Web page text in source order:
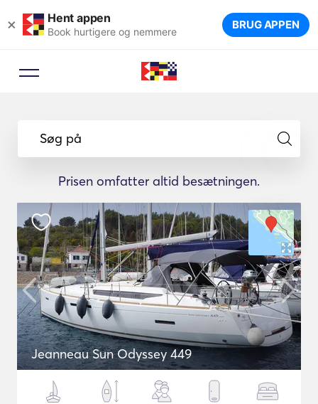
× Hent appen
Book hurtigere og nemmere BRUG APPEN
Søg på
Prisen omfatter altid besætningen.
Jeanneau Sun Odyssey 449